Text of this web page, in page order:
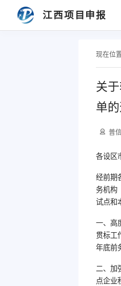
江西项目申报
现在位
关
单
普
各设区
经前期
务机构
试点和
一、高
贯标工
年底前
二、加
点企业